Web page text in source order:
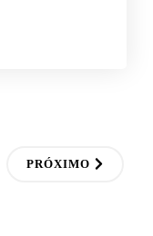
PRÓXIMO